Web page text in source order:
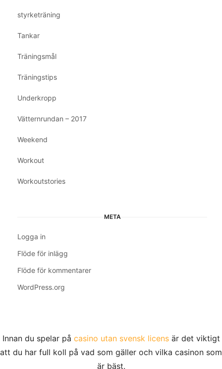
styrketräning
Tankar
Träningsmål
Träningstips
Underkropp
Vätternrundan – 2017
Weekend
Workout
Workoutstories
META
Logga in
Flöde för inlägg
Flöde för kommentarer
WordPress.org
Innan du spelar på casino utan svensk licensär det viktigt
att du har full koll på vad som gäller och vilka casinon som
är bäst.